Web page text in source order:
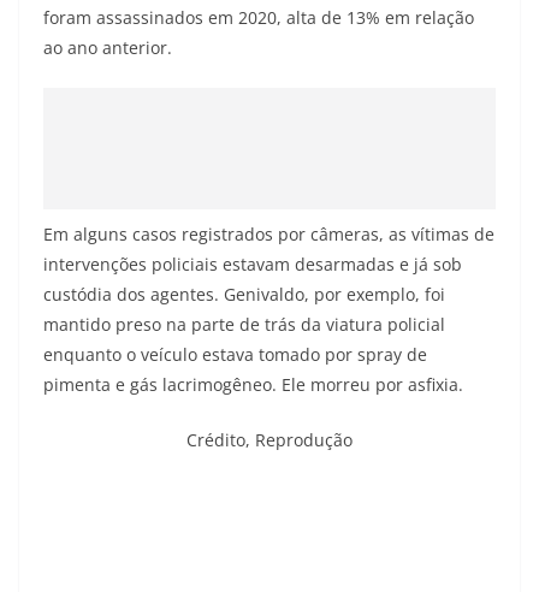
foram assassinados em 2020, alta de 13% em relação
ao ano anterior.
Em alguns casos registrados por câmeras, as vítimas de
intervenções policiais estavam desarmadas e já sob
custódia dos agentes. Genivaldo, por exemplo, foi
mantido preso na parte de trás da viatura policial
enquanto o veículo estava tomado por spray de
pimenta e gás lacrimogêneo. Ele morreu por asfixia.
Crédito, Reprodução